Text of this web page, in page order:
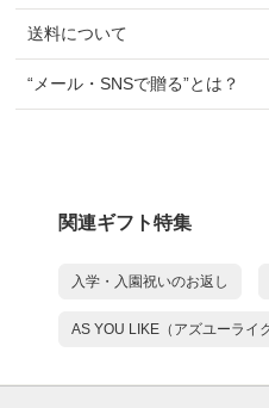
送料について
“メール・SNSで贈る”とは？
関連ギフト特集
入学・入園祝いのお返し
AS YOU LIKE（アズユーライク